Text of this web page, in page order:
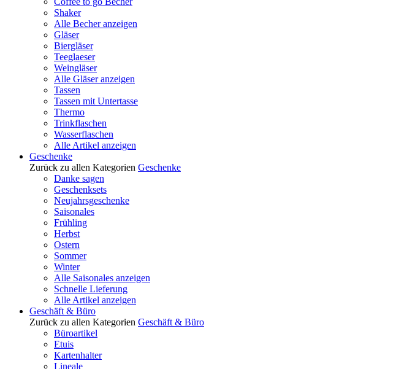
Shaker
Alle Becher anzeigen
Gläser
Biergläser
Teeglaeser
Weingläser
Alle Gläser anzeigen
Tassen
Tassen mit Untertasse
Thermo
Trinkflaschen
Wasserflaschen
Alle Artikel anzeigen
Geschenke
Zurück zu allen Kategorien Geschenke
Danke sagen
Geschenksets
Neujahrsgeschenke
Saisonales
Frühling
Herbst
Ostern
Sommer
Winter
Alle Saisonales anzeigen
Schnelle Lieferung
Alle Artikel anzeigen
Geschäft & Büro
Zurück zu allen Kategorien Geschäft & Büro
Büroartikel
Etuis
Kartenhalter
Lineale